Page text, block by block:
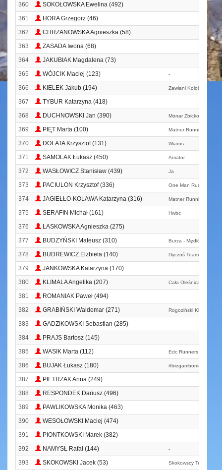
360
SOKOŁOWSKA Ewelina (492)
361
HORA Grzegorz (46)
362
CHRZANOWSKA Agnieszka (58)
363
ZASADA Iwona (68)
364
JAKUBIAK Magdalena (73)
365
WÓJCIK Maciej (123) -
366 KIELEK Jakub (194) Zawiani Kołobrzeg
367
TYBUR Katarzyna (418)
368
DUCHNOWSKI Jan (390) Monar Zbicko
369 PIĘT Marta (100) Matner Running Team
370 DOLATA Krzysztof (131) Wiarus
371 SAMOLAK Łukasz (450) Amator
372 WASŁOWICZ Stanisław (439) Ja
373 PACIULON Krzysztof (336) One Man Running
374 JAGIEŁŁO-KOLAWA Katarzyna (316) Matner Running Team
375 SERAFIN Michał (161) Hwbc
376
LASKOWSKA Agnieszka (275)
377
BUDZYŃSKI Mateusz (310) Burza - Mędłów
378 BUDREWICZ Elzbieta (140) Dyczuś Team
379
JANKOWSKA Katarzyna (170)
380
KLIMALA Angelika (207) Cała Oleśnica Biega
381
ROMANIAK Paweł (494)
382
GRABIŃSKI Waldemar (271) Rogoziński Klub
383
GADZIKOWSKI Sebastian (285)
384
PRAJS Bartosz (145)
385
WASIK Marta (112) Edc Runners
386 BUJAK Łukasz (180) #biegambomamzone
387
PIETRZAK Anna (249)
388
RESPONDEK Dariusz (496)
389
PAWLIKOWSKA Monika (463)
390
WESOŁOWSKI Maciej (474)
391
PIONTKOWSKI Marek (382)
392
NAMYSŁ Rafał (144) -
393 SKOKOWSKI Jacek (53) Skokowscy Team